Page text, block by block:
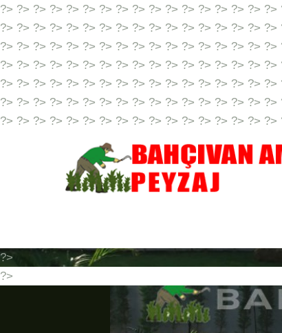
?> ?> ?> ?> ?> ?> ?> ?> ?> ?> ?> ?> ?> ?> ?> ?>
?> ?> ?> ?> ?> ?> ?> ?> ?> ?> ?> ?> ?> ?> ?> ?>
?> ?> ?> ?> ?> ?> ?> ?> ?> ?> ?> ?> ?> ?> ?> ?>
?> ?> ?> ?> ?> ?> ?> ?> ?> ?> ?> ?> ?> ?> ?> ?>
?> ?> ?> ?> ?> ?> ?> ?> ?> ?> ?> ?> ?> ?> ?> ?>
?> ?> ?> ?> ?> ?> ?> ?> ?> ?> ?> ?> ?> ?> ?> ?>
?> ?> ?> ?> ?> ?> ?> ?> ?> ?> ?> ?> ?> ?> ?> ?> ?>
?>
?>